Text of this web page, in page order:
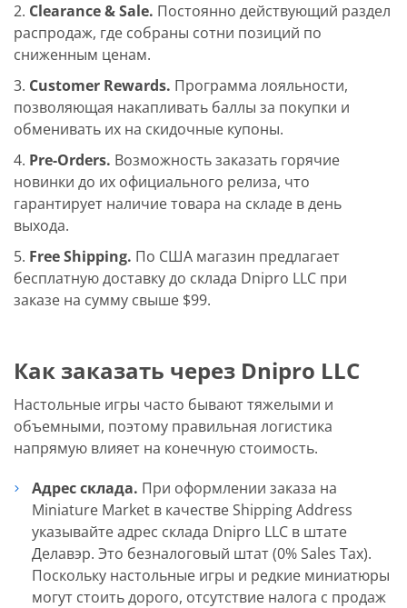
Clearance & Sale. Постоянно действующий раздел
распродаж, где собраны сотни позиций по
сниженным ценам.
Customer Rewards. Программа лояльности,
позволяющая накапливать баллы за покупки и
обменивать их на скидочные купоны.
Pre-Orders. Возможность заказать горячие
новинки до их официального релиза, что
гарантирует наличие товара на складе в день
выхода.
Free Shipping. По США магазин предлагает
бесплатную доставку до склада Dnipro LLC при
заказе на сумму свыше $99.
Как заказать через Dnipro LLC
Настольные игры часто бывают тяжелыми и
объемными, поэтому правильная логистика
напрямую влияет на конечную стоимость.
Адрес склада. При оформлении заказа на
Miniature Market в качестве Shipping Address
указывайте адрес склада Dnipro LLC в штате
Делавэр. Это безналоговый штат (0% Sales Tax).
Поскольку настольные игры и редкие миниатюры
могут стоить дорого, отсутствие налога с продаж